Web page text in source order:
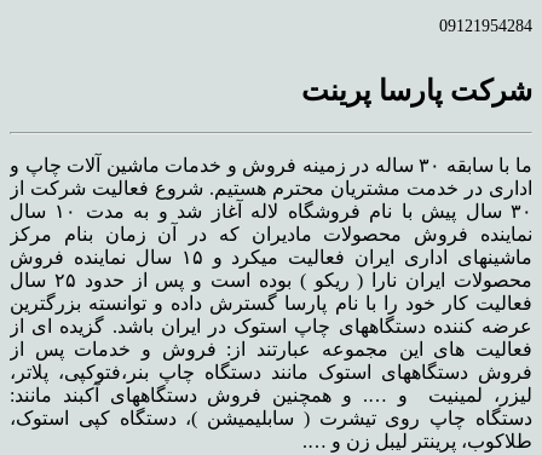
09121954284
شرکت پارسا پرینت
ما با سابقه ۳۰ ساله در زمینه فروش و خدمات ماشین آلات چاپ و
اداری در خدمت مشتریان محترم هستیم. شروع فعالیت شرکت از
۳۰ سال پیش با نام فروشگاه لاله آغاز شد و به مدت ۱۰ سال
نماینده فروش محصولات مادیران که در آن زمان بنام مرکز
ماشینهای اداری ایران فعالیت میکرد و ۱۵ سال نماینده فروش
محصولات ایران نارا ( ریکو ) بوده است و پس از حدود ۲۵ سال
فعالیت کار خود را با نام پارسا گسترش داده و توانسته بزرگترین
عرضه کننده دستگاههای چاپ استوک در ایران باشد. گزیده ای از
فعالیت های این مجموعه عبارتند از: فروش و خدمات پس از
فروش دستگاههای استوک مانند دستگاه چاپ بنر،فتوکپی، پلاتر،
لیزر، لمینیت و …. و همچنین فروش دستگاههای آکبند مانند:
دستگاه چاپ روی تیشرت ( سابلیمیشن )، دستگاه کپی استوک،
طلاکوب، پرینتر لیبل زن و ….